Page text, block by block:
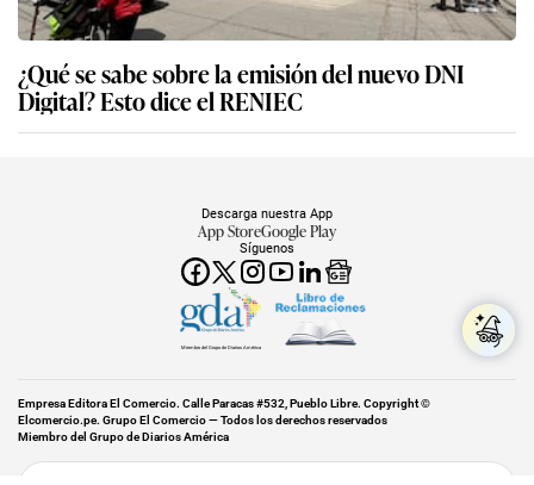
¿Qué se sabe sobre la emisión del nuevo DNI
Digital? Esto dice el RENIEC
Síguenos
Descarga nuestra App
App StoreGoogle Play
Miembro del Grupo de Diarios América
Empresa Editora El Comercio. Calle Paracas #532, Pueblo Libre. Copyright ©
Elcomercio.pe. Grupo El Comercio — Todos los derechos reservados
Miembro del Grupo de Diarios América